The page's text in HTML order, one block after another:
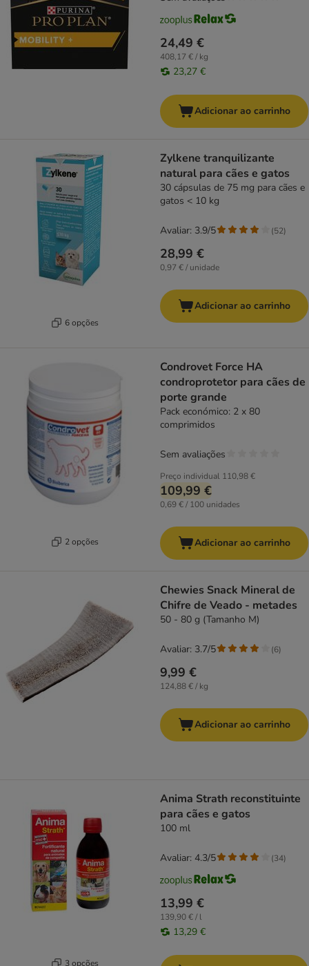
24,49 €
408,17 € / kg
23,27 €
Adicionar ao carrinho
6 opções
Zylkene tranquilizante
natural para cães e gatos
30 cápsulas de 75 mg para cães e
gatos < 10 kg
28,99 €
0,97 € / unidade
Avaliar: 3.9/5 (52)
Adicionar ao carrinho
2 opções
Condrovet Force HA
condroprotetor para cães de
porte grande
Pack económico: 2 x 80
comprimidos
Preço individual 110,98 €
109,99 €
0,69 € / 100 unidades
Sem avaliações
Adicionar ao carrinho
Chewies Snack Mineral de
Chifre de Veado - metades
50 - 80 g (Tamanho M)
9,99 €
124,88 € / kg
Avaliar: 3.7/5 (6)
Adicionar ao carrinho
3 opções
Anima Strath reconstituinte
para cães e gatos
100 ml
13,99 €
139,90 € / l
13,29 €
Avaliar: 4.3/5 (34)